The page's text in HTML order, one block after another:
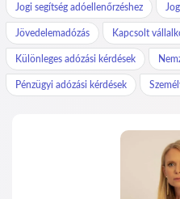
Jogi segítség adóellenőrzéshez
Jövedelemadózás Kapcsolt
Különleges adózási kérdések
Pénzügyi adózási kérdések